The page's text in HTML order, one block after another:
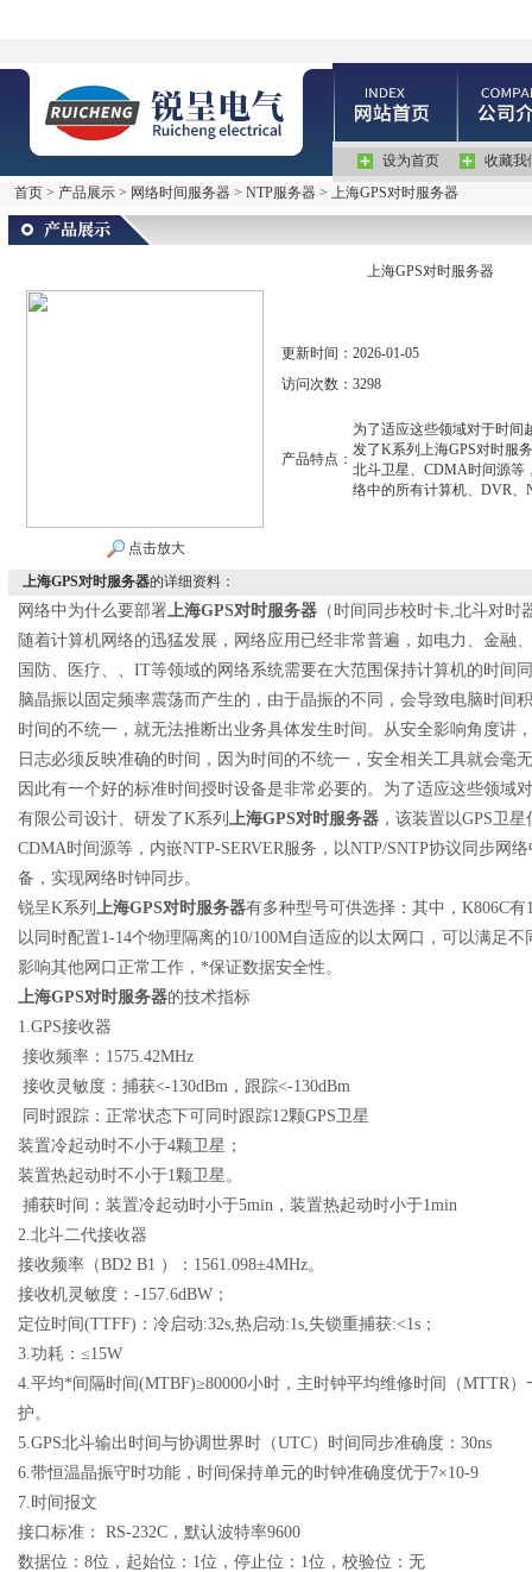
设为首页
收藏我
首页 > 产品展示 > 网络时间服务器 > NTP服务器 > 上海GPS对时服务器
上海GPS对时服务器
点击放大
更新时间： 2026-01-05
访问次数： 3298
产品特点：
为了适应这些领域对于时间
发了K系列上海GPS对时服
北斗卫星、CDMA时间源等
络中的所有计算机、DVR
上海GPS对时服务器的详细资料：
网络中为什么要部署上海GPS对时服务器（时间同步校时卡,北斗对时
随着计算机网络的迅猛发展，网络应用已经非常普遍，如电力、金融
国防、医疗、、 IT等领域的网络系统需要在大范围保持计算机的时间
脑晶振以固定频率震荡而产生的，由于晶振的不同，会导致电脑时间
时间的不统一，就无法推断出业务具体发生时间。从安全影响角度讲
日志必须反映准确的时间，因为时间的不统一，安全相关工具就会毫
因此有一个好的标准时间授时设备是非常必要的。为了适应这些领域
有限公司设计、研发了K系列 上海GPS对时服务器，该装置以GPS卫星
CDMA时间源等，内嵌NTP-SERVER服务，以NTP/SNTP协议同步网
备，实现网络时钟同步。
锐呈K系列 上海GPS对时服务器有多种型号可供选择：其中， K806C有
以同时配置1-14个物理隔离的10/100M自适应的以太网口，可以满足
影响其他网口正常工作，*保证数据安全性。
上海GPS对时服务器的技术指标
1.GPS接收器
接收频率： 1575.42MHz
接收灵敏度：捕获<-130dBm，跟踪<-130dBm
同时跟踪：正常状态下可同时跟踪12颗GPS卫星
装置冷起动时不小于4颗卫星；
装置热起动时不小于1颗卫星。
捕获时间：装置冷起动时小于5min，装置热起动时小于1min
2.北斗二代接收器
接收频率（BD2 B1 ）： 1561.098±4MHz。
接收机灵敏度： -157.6dBW；
定位时间(TTFF) ：冷启动:32s,热启动:1s,失锁重捕获:<1s；
3.功耗：≤15W
4.平均*间隔时间(MTBF)≥80000小时，主时钟平均维修时间（MTTR）
护。
5.GPS北斗输出时间与协调世界时（UTC）时间同步准确度： 30ns
6.带恒温晶振守时功能，时间保持单元的时钟准确度优于7×10-9
7.时间报文
接口标准：
RS-232C，默认波特率9600
数据位： 8位，起始位： 1位，停止位： 1位，校验位：无